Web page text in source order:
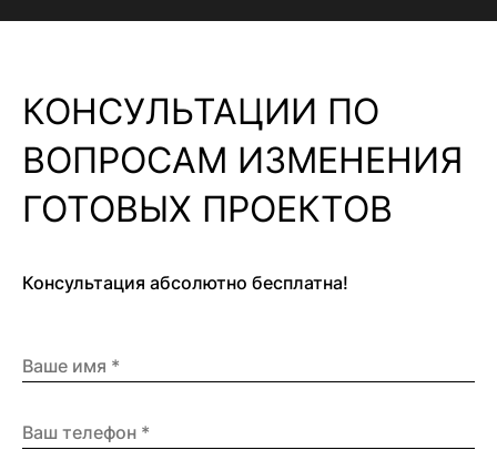
КОНСУЛЬТАЦИИ ПО
ВОПРОСАМ ИЗМЕНЕНИЯ
ГОТОВЫХ ПРОЕКТОВ
Консультация абсолютно бесплатна!